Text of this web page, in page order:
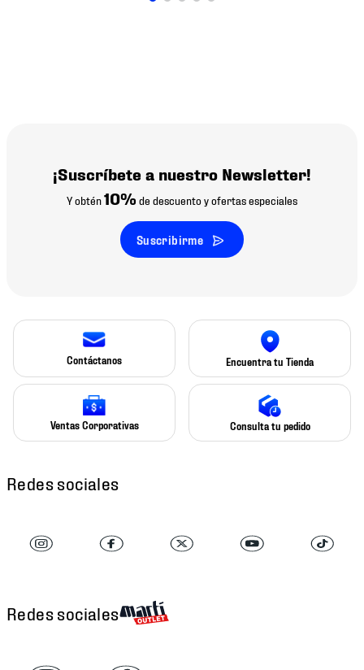
¡Suscríbete a nuestro Newsletter!
Y obtén10% de descuento y ofertas especiales
Suscribirme
Contáctanos Encuentra tu Tienda
Ventas Corporativas Consulta tu pedido
Redes sociales
Redes sociales